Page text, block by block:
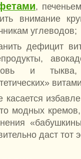
,
внимание
углеводов;
дефицит
и тыква,
касается
то модных
даст тот